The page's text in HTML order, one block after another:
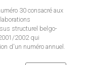
30 consacré aux
structurel belgo-
2002 qui
d'un numéro annuel.